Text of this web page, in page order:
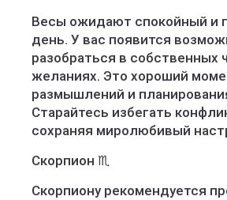
Весы ожидают спокойный и
день. У вас появится
разобраться в собственных
желаниях. Это хороший
размышлений и
Старайтесь избегать
сохраняя миролюбивый
Скорпион ♏️
Скорпиону рекомендуется